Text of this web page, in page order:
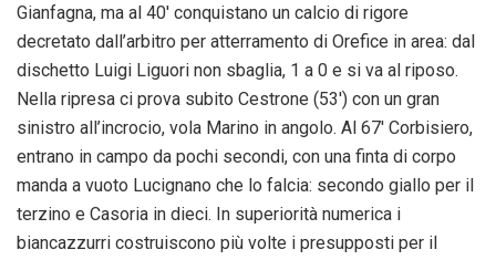
Gianfagna, ma al 40′ conquistano un calcio di rigore
decretato dall’arbitro per atterramento di Orefice in area: dal
dischetto Luigi Liguori non sbaglia, 1 a 0 e si va al riposo.
Nella ripresa ci prova subito Cestrone (53′) con un gran
sinistro all’incrocio, vola Marino in angolo. Al 67′ Corbisiero,
entrano in campo da pochi secondi, con una finta di corpo
manda a vuoto Lucignano che lo falcia: secondo giallo per il
terzino e Casoria in dieci. In superiorità numerica i
biancazzurri costruiscono più volte i presupposti per il